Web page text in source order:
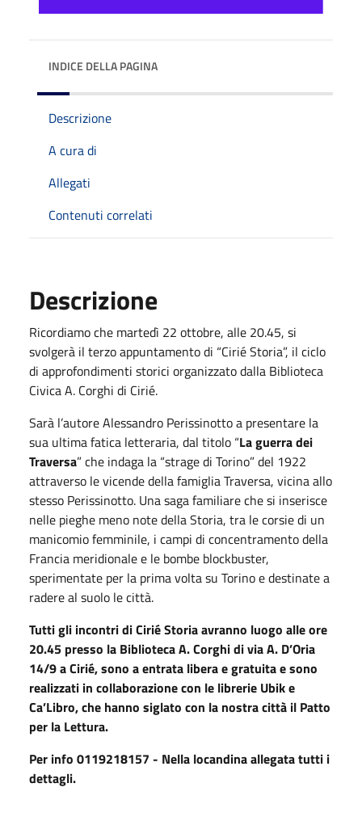
INDICE DELLA PAGINA
Descrizione
A cura di
Allegati
Contenuti correlati
Descrizione
Ricordiamo che martedì 22 ottobre, alle 20.45, si
svolgerà il terzo appuntamento di “Cirié Storia”, il ciclo
di approfondimenti storici organizzato dalla Biblioteca
Civica A. Corghi di Cirié.
Sarà l’autore Alessandro Perissinotto a presentare la
sua ultima fatica letteraria, dal titolo “La guerra dei
Traversa” che indaga la “strage di Torino” del 1922
attraverso le vicende della famiglia Traversa, vicina allo
stesso Perissinotto. Una saga familiare che si inserisce
nelle pieghe meno note della Storia, tra le corsie di un
manicomio femminile, i campi di concentramento della
Francia meridionale e le bombe blockbuster,
sperimentate per la prima volta su Torino e destinate a
radere al suolo le città.
Tutti gli incontri di Cirié Storia avranno luogo alle ore
20.45 presso la Biblioteca A. Corghi di via A. D’Oria
14/9 a Cirié, sono a entrata libera e gratuita e sono
realizzati in collaborazione con le librerie Ubik e
Ca’Libro, che hanno siglato con la nostra città il Patto
per la Lettura.
Per info 0119218157 - Nella locandina allegata tutti i
dettagli.